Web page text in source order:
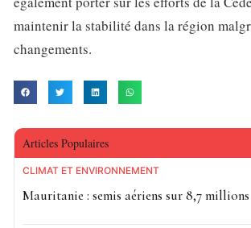
maintenir la stabilité dans la région
changements.
Articles Populaires
CLIMAT ET ENVIRONNEMENT
Mauritanie : semis aériens sur 8,7 millions